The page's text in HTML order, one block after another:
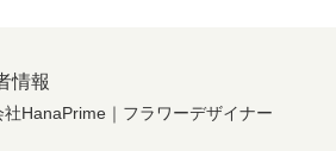
情報
社HanaPrime｜フラワーデザイナー